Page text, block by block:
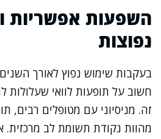
השפעות אפשריות
נפוצות
בעקבות שימוש נפוץ לאורך
חשוב על תופעות לוואי שעלולות
זה. מניסיוני עם מטופלים רבים,
מהוות נקודת תשומת לב מרכזית.